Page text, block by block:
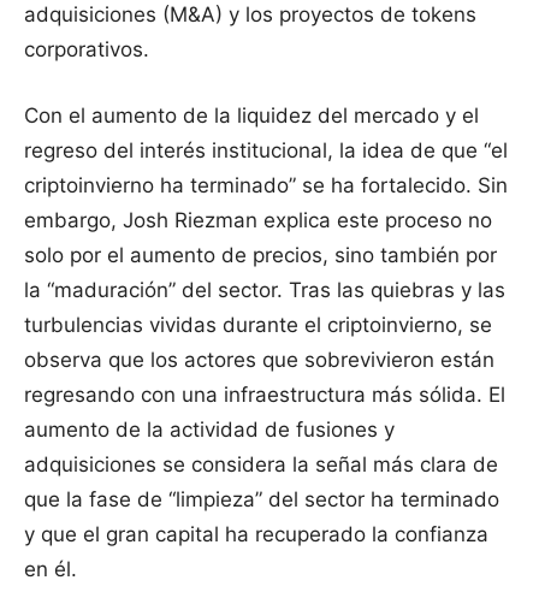
adquisiciones (M&A) y los proyectos de tokens
corporativos.
Con el aumento de la liquidez del mercado y el
regreso del interés institucional, la idea de que “el
criptoinvierno ha terminado” se ha fortalecido. Sin
embargo, Josh Riezman explica este proceso no
solo por el aumento de precios, sino también por
la “maduración” del sector. Tras las quiebras y las
turbulencias vividas durante el criptoinvierno, se
observa que los actores que sobrevivieron están
regresando con una infraestructura más sólida. El
aumento de la actividad de fusiones y
adquisiciones se considera la señal más clara de
que la fase de “limpieza” del sector ha terminado
y que el gran capital ha recuperado la confianza
en él.